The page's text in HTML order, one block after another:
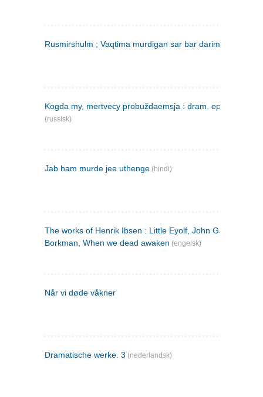
Rusmirshulm ; Vaqtima murdigan sar bar darim
Kogda my, mertvecy probuždaemsja : dram. epilog v 3 d
(russisk)
Jab ham murde jee uthenge (hindi)
The works of Henrik Ibsen : Little Eyolf, John Gabriel
Borkman, When we dead awaken (engelsk)
Når vi døde våkner
Dramatische werke. 3 (nederlandsk)